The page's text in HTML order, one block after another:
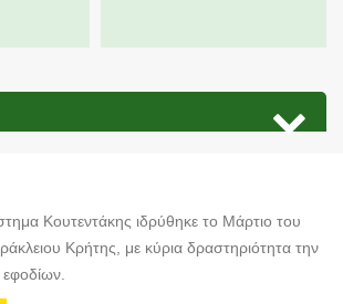
Κουτεντάκης ιδρύθηκε το Μάρτιο του
Κρήτης, με κύρια δραστηριότητα την